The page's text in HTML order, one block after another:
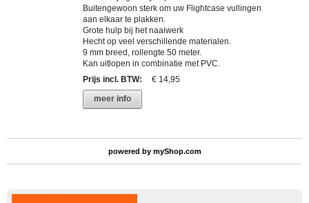
Buitengewoon sterk om uw Flightcase vullingen
aan elkaar te plakken.
Grote hulp bij het naaiwerk
Hecht op veel verschillende materialen.
9 mm breed, rollengte 50 meter.
Kan uitlopen in combinatie met PVC.
Prijs incl. BTW:
€ 14,95
meer info
powered by myShop.com